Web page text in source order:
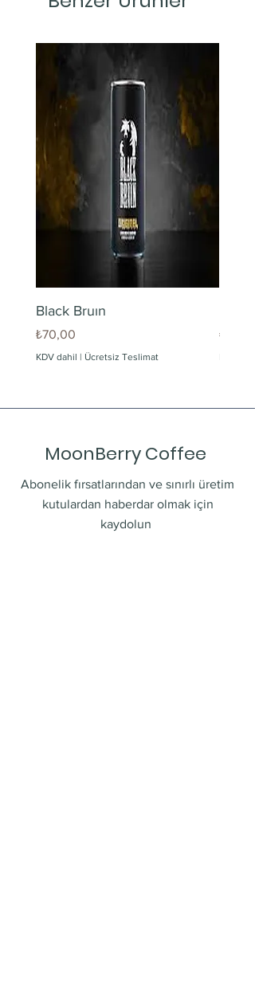
Black Bruın
Fiyat
₺70,00
KDV dahil | Ücretsiz Teslimat
Fiyat
₺60,00
MoonBerry Coffee
Abonelik fırsatlarından ve sınırlı üretim
kutulardan haberdar olmak için
kaydolun